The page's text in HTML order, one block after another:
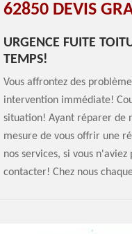
62850 DEVIS
URGENCE FUITE
TEMPS!
Vous affrontez des
intervention immédiate!
situation! Ayant réparer de
mesure de vous offrir une
nos services, si vous
contacter! Chez nous